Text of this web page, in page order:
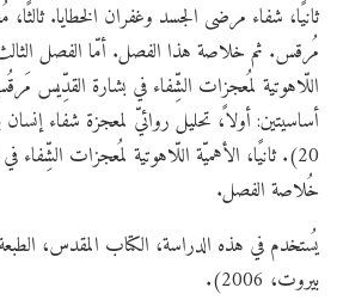
ثانيًا، شفاء مرضى الجسد وغفران الخطايا.
مُرقس. ثم خلاصة هذا الفصل. أمّا الفصل الثالث
اللّاهوتية لمُعجزات الشِّفاء في بشارة القدِّيس
20). ثانيًا، الأهميّة اللّاهوتية لمُعجزات
خُلاصة الفصل.
يُستخدم في هذه الدراسة، الكتاب المقدس،
بيروت، 2006).